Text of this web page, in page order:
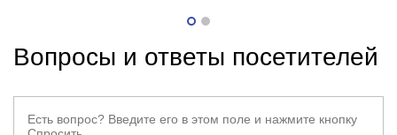
Вопросы и ответы посетителей